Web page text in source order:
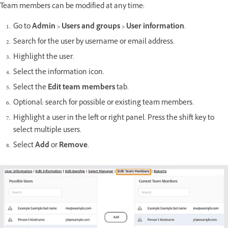
Team members can be modified at any time:
Go toAdmin > Users and groups > User information.
Search for the user by username or email address.
Highlight the user.
Select the information icon.
Select theEdit team memberstab.
Optional: search for possible or existing team members.
Highlight a user in the left or right panel. Press the shift key to
select multiple users.
SelectAddorRemove.